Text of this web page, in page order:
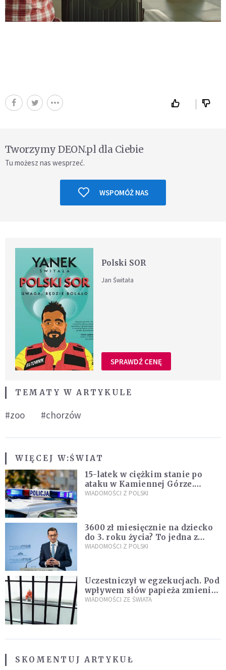
Tworzymy DEON.pl dla Ciebie
Tu możesz nas wesprzeć.
WSPOMÓŻ NAS
Polski SOR
Jan Świtała
SPRAWDŹ CENĘ
TEMATY W ARTYKULE
#zoo #chorzów
WIĘCEJ W:ŚWIAT
15-latek w ciężkim stanie po
ataku w Kamiennej Górze.
Policja zatrzymała dwóch
WIADOMOŚCI Z POLSKI
3600 zł miesięcznie na dziecko
do 3. roku życia? To jedna z
propozycji programu "Rozwój
WIADOMOŚCI Z POLSKI
Uczestniczył w egzekucjach. Pod
wpływem słów papieża zmienił
zdanie
WIADOMOŚCI ZE ŚWIATA
SKOMENTUJ ARTYKUŁ